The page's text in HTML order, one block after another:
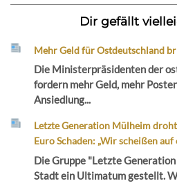
Dir gefällt
Mehr Geld für Ostdeutschland
Die Ministerpräsidenten der
fordern mehr Geld, mehr
Ansiedlung...
Letzte Generation Mülheim
Euro Schaden: „Wir scheißen
Die Gruppe "Letzte
Stadt ein Ultimatum gestellt.